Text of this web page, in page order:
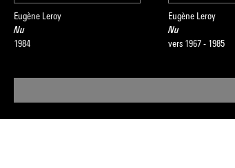
Eugène Leroy
Nu
1984
Eugène Leroy
Nu
vers 1967 - 1985